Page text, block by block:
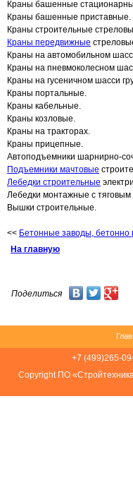
Краны башенные
Краны башенные приставные.
Краны строительные
Краны передвижные
Краны на автомобильном
Краны на пневмоколесном
Краны на гусеничном шасси
Краны портальные.
Краны кабельные.
Краны козловые.
Краны на тракторах.
Краны прицепные.
Автоподъемники шарнирно-
Подъемники мачтовые
Лебедки строительные
Лебедки монтажные с тяговым
Вышки строительные.
<< Бетонные заводы, бетонно
На главную
Поделиться
+7 (499)265-
Соpуright ПО